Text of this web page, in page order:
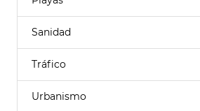
Sanidad
Tráfico
Urbanismo